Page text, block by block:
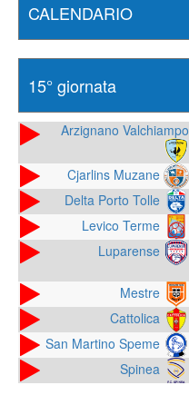
Arzignano Valchiampo
Cjarlins Muzane
Delta Porto Tolle
Levico Terme
Luparense
Mestre
Cattolica
San Martino Speme
Spinea